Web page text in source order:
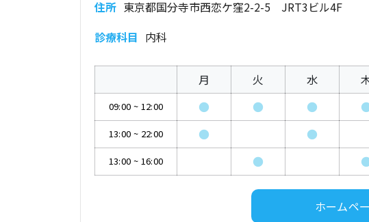
住所 東京都国分寺市西恋ケ窪2-2-5 JRT3ビル4F
診療科目 内科
月 火 水
09:00 ~ 12:00 ● ● ●
13:00 ~ 22:00 ● ●
13:00 ~ 16:00 ●
ホームペ